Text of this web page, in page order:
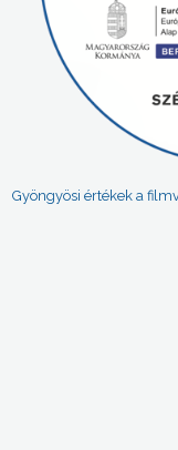
Gyöngyösi értékek a